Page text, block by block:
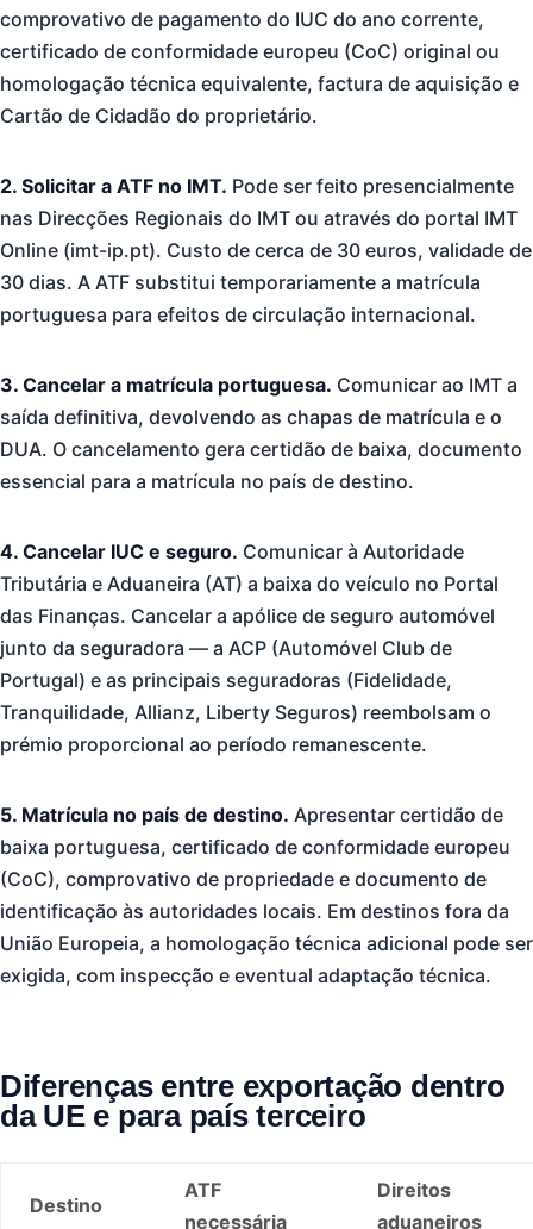
comprovativo de pagamento do IUC do ano corrente,
certificado de conformidade europeu (CoC) original ou
homologação técnica equivalente, factura de aquisição e
Cartão de Cidadão do proprietário.
2. Solicitar a ATF no IMT. Pode ser feito presencialmente
nas Direcções Regionais do IMT ou através do portal IMT
Online (imt-ip.pt). Custo de cerca de 30 euros, validade de
30 dias. A ATF substitui temporariamente a matrícula
portuguesa para efeitos de circulação internacional.
3. Cancelar a matrícula portuguesa. Comunicar ao IMT a
saída definitiva, devolvendo as chapas de matrícula e o
DUA. O cancelamento gera certidão de baixa, documento
essencial para a matrícula no país de destino.
4. Cancelar IUC e seguro. Comunicar à Autoridade
Tributária e Aduaneira (AT) a baixa do veículo no Portal
das Finanças. Cancelar a apólice de seguro automóvel
junto da seguradora — a ACP (Automóvel Club de
Portugal) e as principais seguradoras (Fidelidade,
Tranquilidade, Allianz, Liberty Seguros) reembolsam o
prémio proporcional ao período remanescente.
5. Matrícula no país de destino. Apresentar certidão de
baixa portuguesa, certificado de conformidade europeu
(CoC), comprovativo de propriedade e documento de
identificação às autoridades locais. Em destinos fora da
União Europeia, a homologação técnica adicional pode ser
exigida, com inspecção e eventual adaptação técnica.
Diferenças entre exportação dentro
da UE e para país terceiro
Destino
ATF
necessária
Direitos
aduaneiros